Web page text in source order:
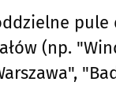
(np.